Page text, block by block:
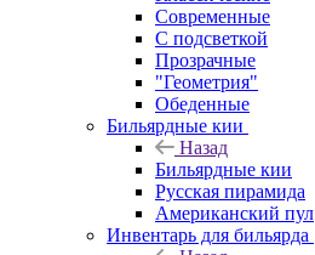
Современные
С подсветкой
Прозрачные
"Геометрия"
Обеденные
Бильярдные кии
Назад
Бильярдные кии
Русская пирамида
Американский пул
Инвентарь для бильярда